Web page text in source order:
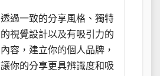
透過一致的分享風格、獨特
的視覺設計以及有吸引力的
內容，建立你的個人品牌，
讓你的分享更具辨識度和吸